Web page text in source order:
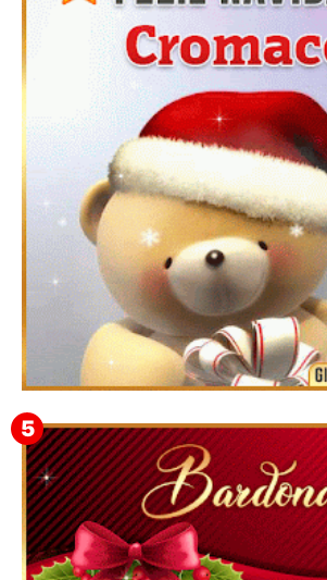
Te deseo una Feliz Navidad Barsimea